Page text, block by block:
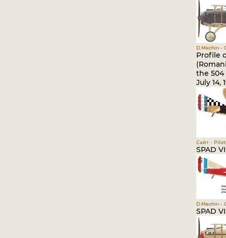
D.Mechin -
Profile
the 504
July 14,
Сайт -
SPAD
D.Mechin -
SPAD